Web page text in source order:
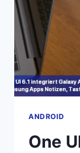
ANDROID
One